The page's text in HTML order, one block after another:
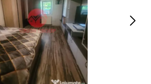
profesionale
Vehicule
industriale